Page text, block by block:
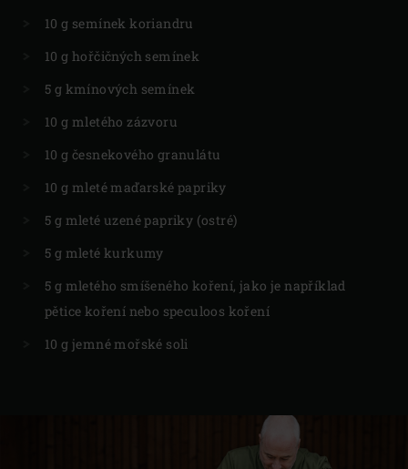
10 g semínek koriandru
10 g hořčičných semínek
5 g kmínových semínek
10 g mletého zázvoru
10 g česnekového granulátu
10 g mleté maďarské papriky
5 g mleté uzené papriky (ostré)
5 g mleté kurkumy
5 g mletého smíšeného koření, jako je například
pětice koření nebo speculoos koření
10 g jemné mořské soli